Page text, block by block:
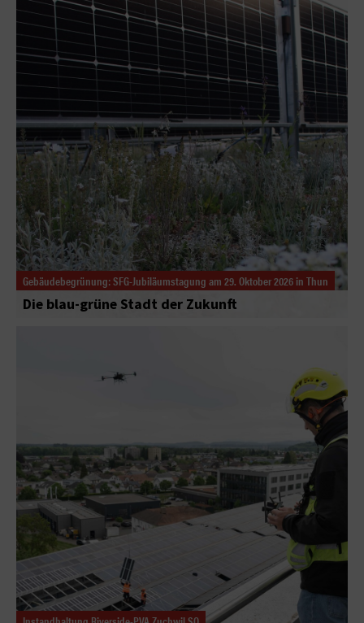
Gebäudebegrünung: SFG-Jubiläumstagung am 29. Oktober 2026 in Thun
Die blau-grüne Stadt der Zukunft